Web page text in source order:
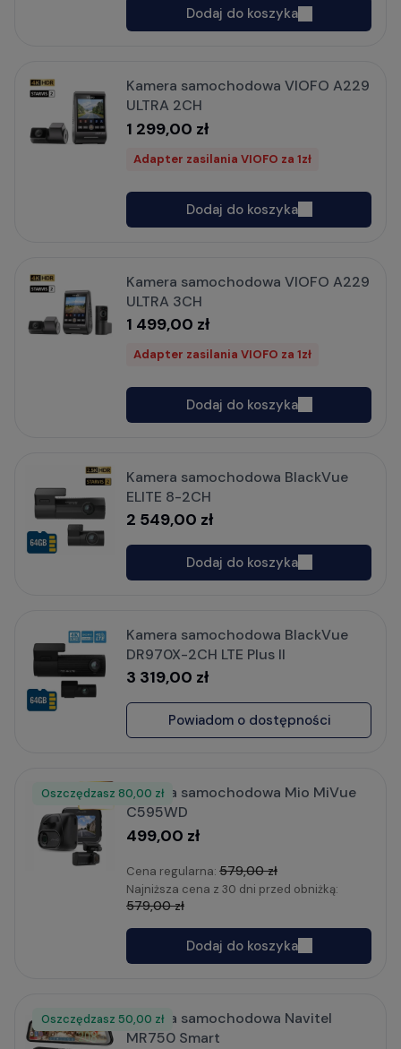
Dodaj do koszyka
Kamera samochodowa VIOFO A229
ULTRA 2CH
1 299,00 zł
Adapter zasilania VIOFO za 1zł
Dodaj do koszyka
Kamera samochodowa VIOFO A229
ULTRA 3CH
1 499,00 zł
Adapter zasilania VIOFO za 1zł
Dodaj do koszyka
Kamera samochodowa BlackVue
ELITE 8-2CH
2 549,00 zł
Dodaj do koszyka
Kamera samochodowa BlackVue
DR970X-2CH LTE Plus II
3 319,00 zł
Powiadom o dostępności
Kamera samochodowa Mio MiVue
C595WD
499,00 zł
Oszczędzasz 80,00 zł
Cena regularna: 579,00 zł
Najniższa cena z 30 dni przed obniżką:
579,00 zł
Dodaj do koszyka
Rabat
Kamera samochodowa Navitel
MR750 Smart
Oszczędzasz 50,00 zł
Rabat